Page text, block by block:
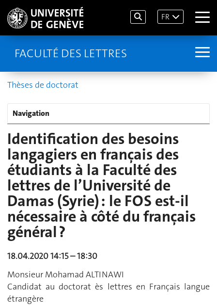
FR
FACULTÉ DES LETTRES
Thèses de doctorat
Navigation
Identification des besoins
langagiers en français des
étudiants à la Faculté des
lettres de l’Université de
Damas (Syrie) : le FOS est-il
nécessaire à côté du français
général ?
18.04.2020 14:15 – 18:30
Monsieur Mohamad ALTINAWI
Candidat au doctorat ès lettres en Français langue
étrangère